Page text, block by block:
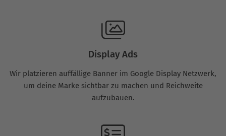
Display Ads
Wir platzieren auffällige Banner im Google Display Netzwerk,
um deine Marke sichtbar zu machen und Reichweite
aufzubauen.